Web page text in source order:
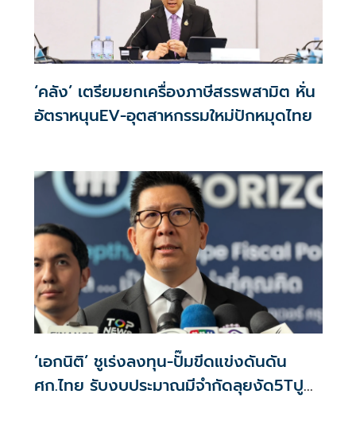
‘คลัง’ เตรียมยกเครื่องภาษีสรรพสามิต หั่น
อัตราหนุนEV-อุตสาหกรรมใหม่ปักหมุดไทย
‘เอกนิติ’ ชูเร่งลงทุน-ปั๊มขีดแข่งดันดัน
ศก.ไทย รับงบประมาณมีจำกัดลุยงัด5Tปู